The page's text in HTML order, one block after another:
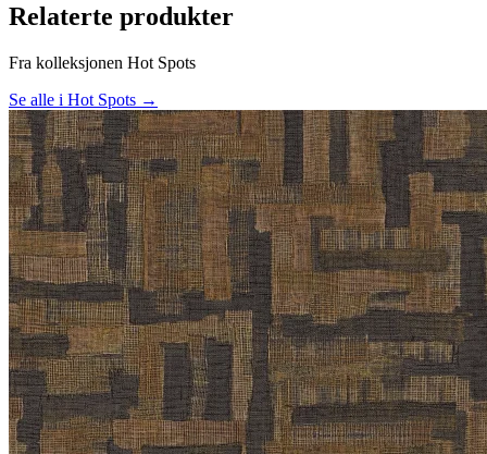
Relaterte produkter
Fra kolleksjonen Hot Spots
Se alle i Hot Spots →